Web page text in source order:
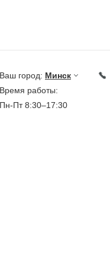
Ваш город: Минск
Время работы:
Пн-Пт 8:30–17:30